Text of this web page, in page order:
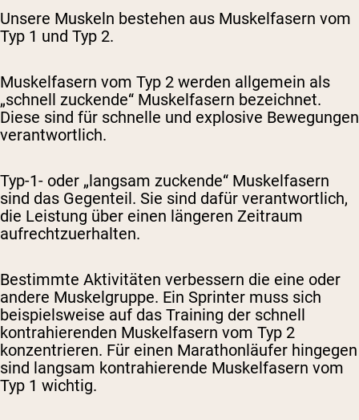
Unsere Muskeln bestehen aus Muskelfasern vom
Typ 1 und Typ 2.
Muskelfasern vom Typ 2 werden allgemein als
„schnell zuckende“ Muskelfasern bezeichnet.
Diese sind für schnelle und explosive Bewegungen
verantwortlich.
Typ-1- oder „langsam zuckende“ Muskelfasern
sind das Gegenteil. Sie sind dafür verantwortlich,
die Leistung über einen längeren Zeitraum
aufrechtzuerhalten.
Bestimmte Aktivitäten verbessern die eine oder
andere Muskelgruppe. Ein Sprinter muss sich
beispielsweise auf das Training der schnell
kontrahierenden Muskelfasern vom Typ 2
konzentrieren. Für einen Marathonläufer hingegen
sind langsam kontrahierende Muskelfasern vom
Typ 1 wichtig.